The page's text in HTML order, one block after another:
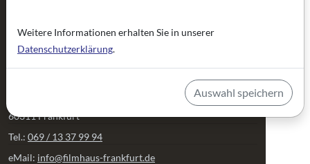
Jubiläumsfeier
Kontakt
60311 Frankfurt
Tel.: 069 / 13 37 99 94
eMail: info@filmhaus-frankfurt.de
Weitere Informationen erhalten Sie in unserer
Datenschutzerklärung.
Auswahl speichern